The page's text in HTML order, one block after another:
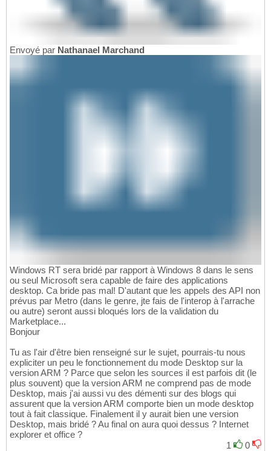
Envoyé par Nathanael Marchand
Windows RT sera bridé par rapport à Windows 8 dans le sens
ou seul Microsoft sera capable de faire des applications
desktop. Ca bride pas mal! D'autant que les appels des API non
prévus par Metro (dans le genre, jte fais de l'interop à l'arrache
ou autre) seront aussi bloqués lors de la validation du
Marketplace...
Bonjour
Tu as l'air d'être bien renseigné sur le sujet, pourrais-tu nous
expliciter un peu le fonctionnement du mode Desktop sur la
version ARM ? Parce que selon les sources il est parfois dit (le
plus souvent) que la version ARM ne comprend pas de mode
Desktop, mais j'ai aussi vu des démenti sur des blogs qui
assurent que la version ARM comporte bien un mode desktop
tout à fait classique. Finalement il y aurait bien une version
Desktop, mais bridé ? Au final on aura quoi dessus ? Internet
explorer et office ?
1
0